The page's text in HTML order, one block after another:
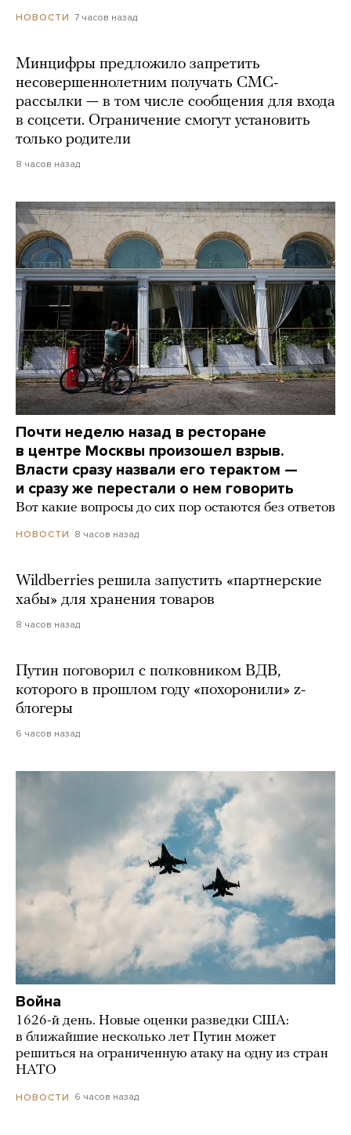
НОВОСТИ 7 часов назад
Минцифры предложило запретить
несовершеннолетним получать СМС-
рассылки — в том числе сообщения для входа
в соцсети. Ограничение смогут установить
только родители
8 часов назад
Почти неделю назад в ресторане
в центре Москвы произошел взрыв.
Власти сразу назвали его терактом —
и сразу же перестали о нем говорить
Вот какие вопросы до сих пор остаются без ответов
НОВОСТИ 8 часов назад
Wildberries решила запустить «партнерские
хабы» для хранения товаров
8 часов назад
Путин поговорил с полковником ВДВ,
которого в прошлом году «похоронили» z-
блогеры
6 часов назад
Война
1626-й день. Новые оценки разведки США:
в ближайшие несколько лет Путин может
решиться на ограниченную атаку на одну из стран
НАТО
НОВОСТИ 6 часов назад